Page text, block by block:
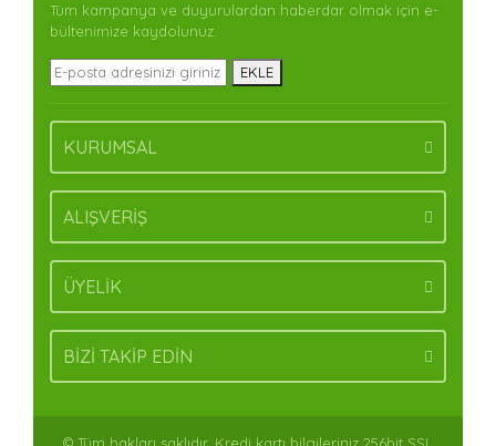
Yorum Yaz
Ürün resmi kalitesiz, bozuk veya görüntülenemiyor.
Ürün açıklamasında eksik bilgiler bulunuyor.
Ürün bilgilerinde hatalar bulunuyor.
Ürün fiyatı diğer sitelerden daha pahalı.
Bu ürüne benzer farklı alternatifler olmalı.
Tüm kampanya ve duyurulardan haberdar olmak için e-
bültenimize kaydolunuz.
EKLE
KURUMSAL
ALIŞVERİŞ
ÜYELİK
BİZİ TAKİP EDİN